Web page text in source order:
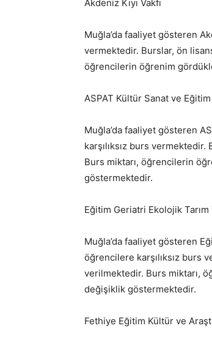
Akdeniz Kıyı Vakfı
Muğla’da faaliyet gösteren
vermektedir. Burslar, ön
öğrencilerin öğrenim
ASPAT Kültür Sanat ve Eğitim
Muğla’da faaliyet gösteren
karşılıksız burs
Burs miktarı, öğrencilerin
göstermektedir.
Eğitim Geriatri Ekolojik Tarım
Muğla’da faaliyet gösteren
öğrencilere karşılıksız burs
verilmektedir. Burs miktarı,
değişiklik göstermektedir.
Fethiye Eğitim Kültür ve